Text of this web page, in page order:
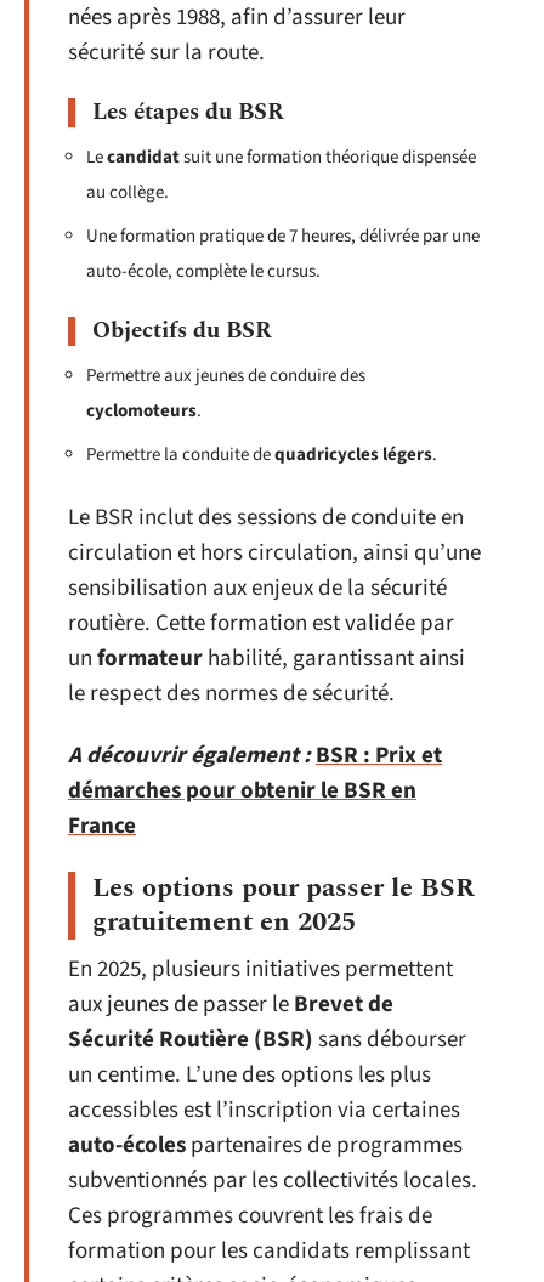
nées après 1988, afin d’assurer leur
sécurité sur la route.
Les étapes du BSR
Lecandidatsuit une formation théorique dispensée
au collège.
Une formation pratique de 7 heures, délivrée par une
auto-école, complète le cursus.
Objectifs du BSR
Permettre aux jeunes de conduire des
cyclomoteurs.
Permettre la conduite dequadricycles légers.
Le BSR inclut des sessions de conduite en
circulation et hors circulation, ainsi qu’une
sensibilisation aux enjeux de la sécurité
routière. Cette formation est validée par
unformateurhabilité, garantissant ainsi
le respect des normes de sécurité.
A découvrir également :BSR : Prix et
démarches pour obtenir le BSR en
France
Les options pour passer le BSR
gratuitement en 2025
En 2025, plusieurs initiatives permettent
aux jeunes de passer leBrevet de
Sécurité Routière (BSR)sans débourser
un centime. L’une des options les plus
accessibles est l’inscription via certaines
auto-écolespartenaires de programmes
subventionnés par les collectivités locales.
Ces programmes couvrent les frais de
formation pour les candidats remplissant